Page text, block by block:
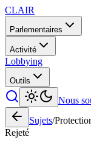
CLAIR
Parlementaires
Activité
Lobbying
Outils
Nous
Sujets/
Rejeté